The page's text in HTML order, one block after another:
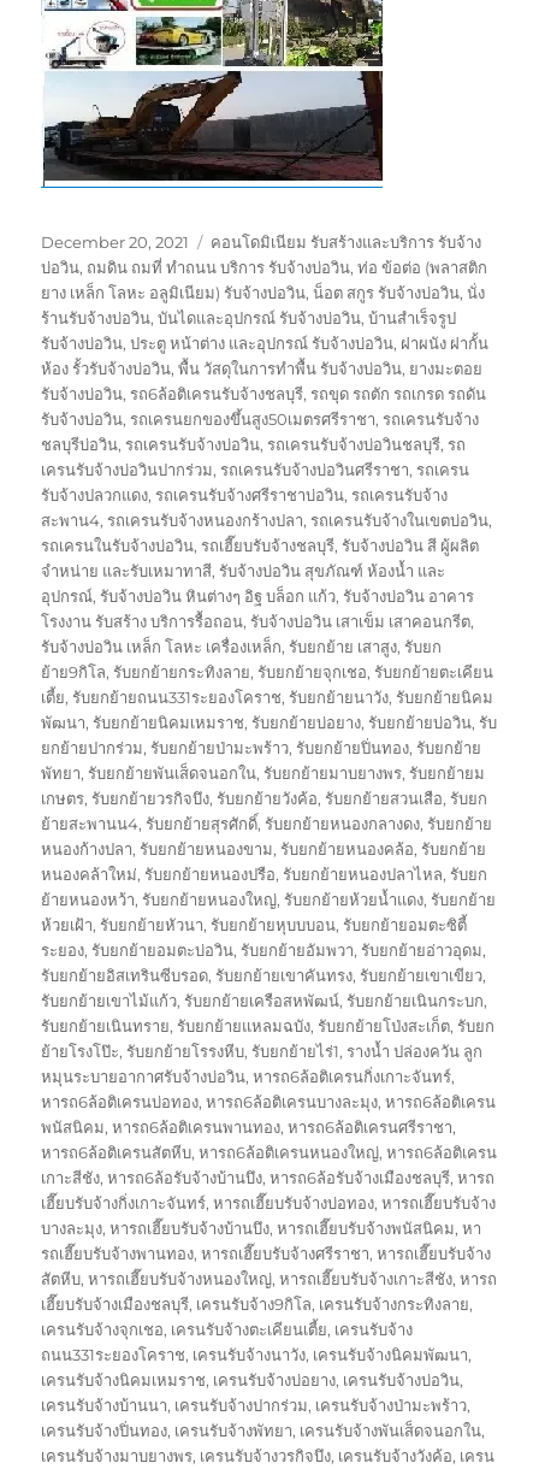
Posted
on
December 20, 2021 Tags
คอนโดมิเนียม รับสร้างและบริการ รับจ้าง
บ่อวิน, ถมดิน ถมที่ ทำถนน บริการ รับจ้างบ่อวิน,ท่อ ข้อต่อ (พลาสติก
ยาง เหล็ก โลหะ อลูมิเนียม) รับจ้างบ่อวิน,น็อต สกูร รับจ้างบ่อวิน,นั่ง
ร้านรับจ้างบ่อวิน,บันไดและอุปกรณ์ รับจ้างบ่อวิน,บ้านสำเร็จรูป
รับจ้างบ่อวิน,ประตู หน้าต่าง และอุปกรณ์ รับจ้างบ่อวิน, ฝาผนัง ฝากั้น
ห้อง รั้วรับจ้างบ่อวิน,พื้น วัสดุในการทำพื้น รับจ้างบ่อวิน, ยางมะตอย
รับจ้างบ่อวิน,รถ6ล้อติเครนรับจ้างชลบุรี,รถขุด รถตัก รถเกรด รถดัน
รับจ้างบ่อวิน,รถเครนยกของขึ้นสูง50เมตรศรีราชา,รถเครนรับจ้าง
ชลบุรีบ่อวิน,รถเครนรับจ้างบ่อวิน,รถเครนรับจ้างบ่อวินชลบุรี,รถ
เครนรับจ้างบ่อวินปากร่วม,รถเครนรับจ้างบ่อวินศรีราชา,รถเครน
รับจ้างปลวกแดง,รถเครนรับจ้างศรีราชาบ่อวิน,รถเครนรับจ้าง
สะพาน4,รถเครนรับจ้างหนองกร้างปลา,รถเครนรับจ้างในเขตบ่อวิน,
รถเครนในรับจ้างบ่อวิน,รถเฮี๊ยบรับจ้างชลบุรี,รับจ้างบ่อวิน สี ผู้ผลิต
จำหน่าย และรับเหมาทาสี,รับจ้างบ่อวิน สุขภัณฑ์ ห้องน้ำ และ
อุปกรณ์,รับจ้างบ่อวิน หินต่างๆ อิฐ บล็อก แก้ว,รับจ้างบ่อวิน อาคาร
โรงงาน รับสร้าง บริการรื้อถอน,รับจ้างบ่อวิน เสาเข็ม เสาคอนกรีต,
รับจ้างบ่อวิน เหล็ก โลหะ เครื่องเหล็ก,รับยกย้าย เสาสูง,รับยก
ย้าย9กิโล,รับยกย้ายกระทิงลาย,รับยกย้ายจุกเชอ,รับยกย้ายตะเคียน
เตี้ย,รับยกย้ายถนน331ระยองโคราช,รับยกย้ายนาวัง,รับยกย้ายนิคม
พัฒนา,รับยกย้ายนิคมเหมราช,รับยกย้ายบ่อยาง,รับยกย้ายบ่อวิน,รับ
ยกย้ายปากร่วม,รับยกย้ายป่ามะพร้าว,รับยกย้ายปิ่นทอง,รับยกย้าย
พัทยา,รับยกย้ายพันเส็ดจนอกใน,รับยกย้ายมาบยางพร,รับยกย้ายม
เกษตร,รับยกย้ายวรกิจบึง,รับยกย้ายวังค้อ,รับยกย้ายสวนเสือ,รับยก
ย้ายสะพานน4,รับยกย้ายสุรศักดิ์,รับยกย้ายหนองกลางดง,รับยกย้าย
หนองก้างปลา,รับยกย้ายหนองขาม,รับยกย้ายหนองคล้อ,รับยกย้าย
หนองคล้าใหม่,รับยกย้ายหนองปรือ,รับยกย้ายหนองปลาไหล,รับยก
ย้ายหนองหว้า,รับยกย้ายหนองใหญ่,รับยกย้ายห้วยน้ำแดง,รับยกย้าย
ห้วยเฝ้า,รับยกย้ายหัวนา,รับยกย้ายหุบบบอน,รับยกย้ายอมตะซิตี้
ระยอง,รับยกย้ายอมตะบ่อวิน,รับยกย้ายอัมพวา,รับยกย้ายอ่าวอุดม,
รับยกย้ายอิสเทรินซีบรอด,รับยกย้ายเขาคันทรง,รับยกย้ายเขาเขียว,
รับยกย้ายเขาไม้แก้ว,รับยกย้ายเครือสหพัฒน์,รับยกย้ายเนินกระบก,
รับยกย้ายเนินทราย,รับยกย้ายแหลมฉบัง,รับยกย้ายโป่งสะเก็ต,รับยก
ย้ายโรงโป๊ะ,รับยกย้ายโรรงหีบ,รับยกย้ายไร่1,รางน้ำ ปล่องควัน ลูก
หมุนระบายอากาศรับจ้างบ่อวิน,หารถ6ล้อติเครนกิ่งเกาะจันทร์,
หารถ6ล้อติเครนบ่อทอง,หารถ6ล้อติเครนบางละมุง,หารถ6ล้อติเครน
พนัสนิคม,หารถ6ล้อติเครนพานทอง,หารถ6ล้อติเครนศรีราชา,
หารถ6ล้อติเครนสัตหีบ,หารถ6ล้อติเครนหนองใหญ่,หารถ6ล้อติเครน
เกาะสีชัง,หารถ6ล้อรับจ้างบ้านบึง,หารถ6ล้อรับจ้างเมืองชลบุรี,หารถ
เฮี๊ยบรับจ้างกิ่งเกาะจันทร์,หารถเฮี๊ยบรับจ้างบ่อทอง,หารถเฮี๊ยบรับจ้าง
บางละมุง,หารถเฮี๊ยบรับจ้างบ้านบึง,หารถเฮี๊ยบรับจ้างพนัสนิคม,หา
รถเฮี๊ยบรับจ้างพานทอง,หารถเฮี๊ยบรับจ้างศรีราชา,หารถเฮี๊ยบรับจ้าง
สัตหีบ,หารถเฮี๊ยบรับจ้างหนองใหญ่,หารถเฮี๊ยบรับจ้างเกาะสีชัง,หารถ
เฮี๊ยบรับจ้างเมืองชลบุรี, เครนรับจ้าง9กิโล, เครนรับจ้างกระทิงลาย,
เครนรับจ้างจุกเชอ, เครนรับจ้างตะเคียนเตี้ย, เครนรับจ้าง
ถนน331ระยองโคราช, เครนรับจ้างนาวัง, เครนรับจ้างนิคมพัฒนา,
เครนรับจ้างนิคมเหมราช, เครนรับจ้างบ่อยาง, เครนรับจ้างบ่อวิน,
เครนรับจ้างบ้านนา, เครนรับจ้างปากร่วม, เครนรับจ้างป่ามะพร้าว,
เครนรับจ้างปิ่นทอง, เครนรับจ้างพัทยา, เครนรับจ้างพันเส็ดจนอกใน,
เครนรับจ้างมาบยางพร, เครนรับจ้างวรกิจบึง, เครนรับจ้างวังค้อ, เครน